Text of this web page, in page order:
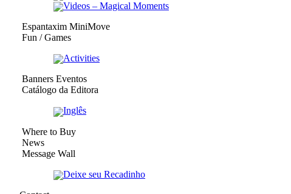
Videos – Magical Moments
Espantaxim MiniMove
Fun / Games
Activities
Banners Eventos
Catálogo da Editora
Inglês
Where to Buy
News
Message Wall
Deixe seu Recadinho